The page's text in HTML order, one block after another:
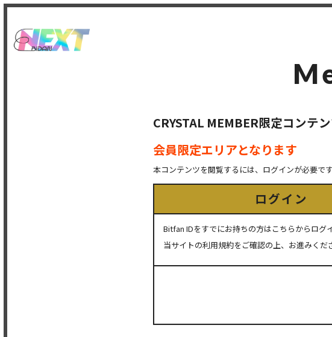
CRYSTAL MEMBER限定コンテ
会員限定エリアとなります
本コンテンツを閲覧するには、ログインが必要です
ログイン
Bitfan IDをすでにお持ちの方はこちらからログ
当サイトの利用規約をご確認の上、お進みくだ